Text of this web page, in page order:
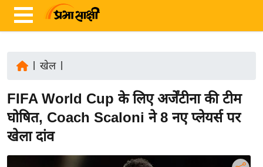
ज़ा
ख
र
खेल|
FIFA World Cup के लिए अर्जेंटीना की टीम
घोषित, Coach Scaloni ने 8 नए प्लेयर्स पर
खेला दांव